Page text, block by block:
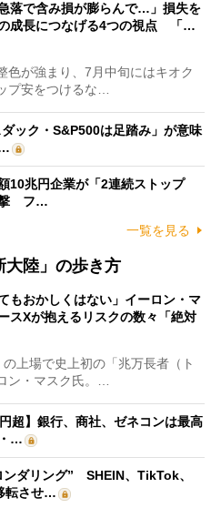
急落で含み損が膨らんで…」損失を
成長につなげる4つの視点 「…
が強まり、7月中旬にはキオク
プ安をつけるな…
ダック・S&P500は足踏み」が意味
10兆円企業が「2連続ストップ
撃 フ…
一覧を見る
大陸」の歩き方
もおかしくはない」イーロン・マ
スXが抱えるリスクの数々「絶対
上場で史上初の「兆万長者（ト
ン・マスク氏。…
超】銀行、商社、ゼネコンは最高
…
ダリング” SHEIN、TikTok、
転させ…